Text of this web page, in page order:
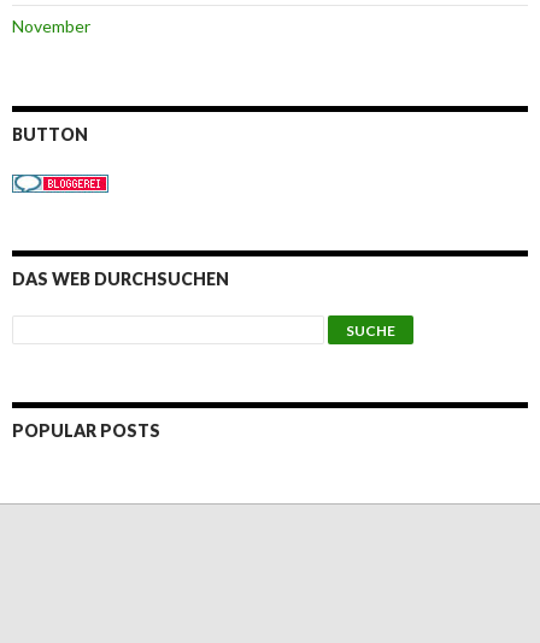
November
BUTTON
DAS WEB DURCHSUCHEN
POPULAR POSTS